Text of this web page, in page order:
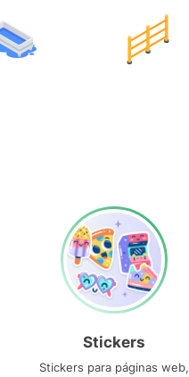
Stickers
Stickers para páginas web,